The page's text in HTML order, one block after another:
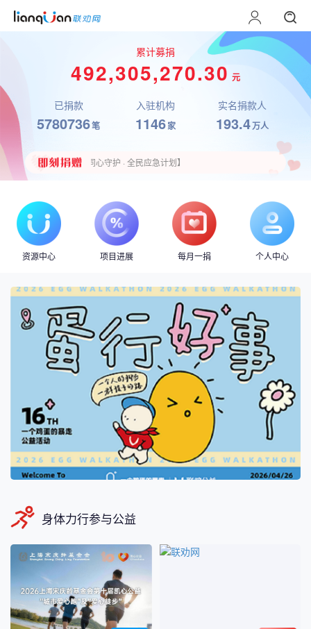
累计募捐
492,305,270.30 元
已捐款
5780736笔
入驻机构
1146家
实名捐款人
193.4万人
道* 刚刚捐助了 10 元到【支持乡村孩子在家乡享受好教育】
元到【“守护成长 汇爱童行”公益资助帮
1,111.13元到【同心守护 · 全民应急计划】 刘*宁
福*观刚刚捐助了 元到【“守护成长 汇爱童行”公益资助帮
资源中心 项目进展 每月一捐 个人中心
身体力行参与公益